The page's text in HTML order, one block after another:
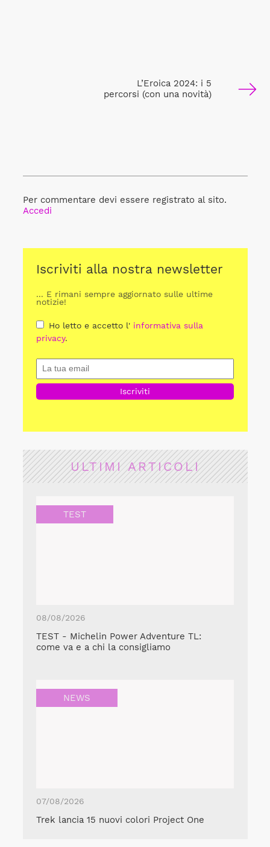
L’Eroica 2024: i 5
percorsi (con una novità)
Per commentare devi essere registrato al sito.
Accedi
Iscriviti alla nostra newsletter
... E rimani sempre aggiornato sulle ultime
notizie!
Ho letto e accetto l' informativa sulla
privacy.
ULTIMI ARTICOLI
TEST
08/08/2026
TEST - Michelin Power Adventure TL:
come va e a chi la consigliamo
NEWS
07/08/2026
Trek lancia 15 nuovi colori Project One